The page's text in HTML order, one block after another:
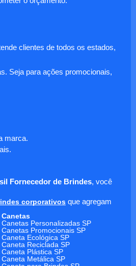
clientes de todos os estados,
Seja para ações promocionais,
marca.
Fornecedor de Brindes, você
corporativos que agregam
Canetas
Canetas Personalizadas SP
Canetas Promocionais SP
Caneta Ecológica SP
Caneta Reciclada SP
Caneta Plástica SP
Caneta Metálica SP